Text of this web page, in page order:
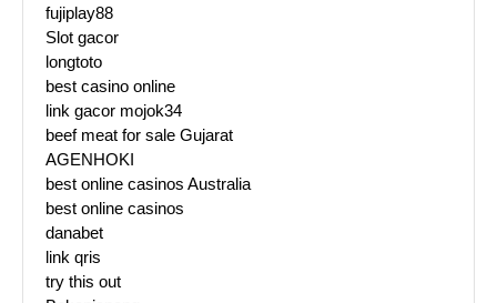
fujiplay88
Slot gacor
longtoto
best casino online
link gacor mojok34
beef meat for sale Gujarat
AGENHOKI
best online casinos Australia
best online casinos
danabet
link qris
try this out